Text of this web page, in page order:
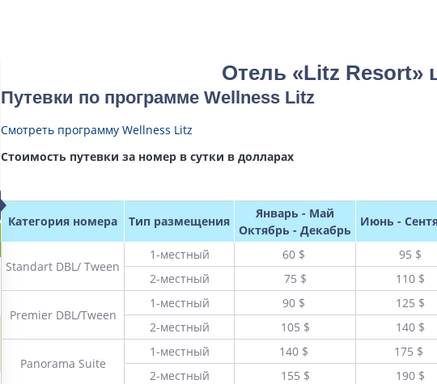
Отель «Litz Resort»
Путевки по программе Wellness Litz
Смотреть программу Wellness Litz
Стоимость путевки за номер в сутки в долларах
Категория номера Тип размещения
Январь - Май
Октябрь - Декабрь
Июнь -
Standart DBL/ Tween
1-местный 60 $
95 $
2-местный
75 $ 110 $
Premier DBL/Tween
1-местный 90 $
125 $
2-местный
105 $ 140 $
Panorama Suite
1-местный 140 $
175 $
2-местный
155 $ 190 $